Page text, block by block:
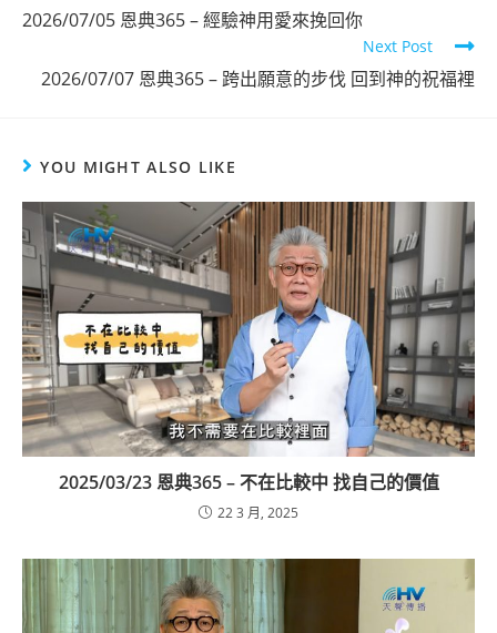
2026/07/05 恩典365 – 經驗神用愛來挽回你
Next Post
2026/07/07 恩典365 – 跨出願意的步伐 回到神的祝福裡
YOU MIGHT ALSO LIKE
2025/03/23 恩典365 – 不在比較中 找自己的價值
22 3 月, 2025